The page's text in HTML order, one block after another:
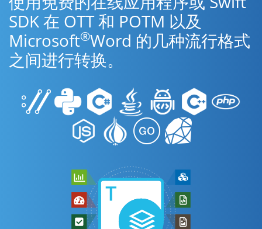
SDK 在 OTT 和 POTM 以及
Microsoft®Word 的几种流行格式
之间进行转换。